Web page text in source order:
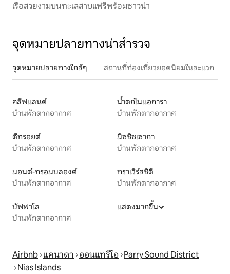
เรือสวยงามบนทะเลสาบแฟรี่พร้อมซาวน่า
จุดหมายปลายทางน่าสำรวจ
จุดหมายปลายทางใกล้ๆ สถานที่ท่องเที่ยวยอดนิยมในละแวก
คลีฟแลนด์
บ้านพักตากอากาศ
น้ำตกไนแอการา
บ้านพักตากอากาศ
ดีทรอยต์
บ้านพักตากอากาศ
มิซซิซเซากา
บ้านพักตากอากาศ
มอนต์-ทรอมบลองต์
บ้านพักตากอากาศ
ทราเวิร์สซิตี
บ้านพักตากอากาศ
บัฟฟาโล
บ้านพักตากอากาศ
แสดงมากขึ้น
Airbnb แคนาดา ออนแทรีโอ Parry Sound District
Nias Islands